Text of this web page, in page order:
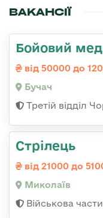
ВАКАНСІЇ
Бойовий
від 50000 до
Бучач
Третій відділ
Стрілець
від 21000 до
Миколаїв
Військова